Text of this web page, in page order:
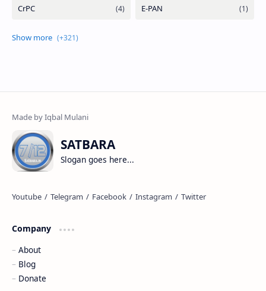
SATBARA
Slogan goes here...
Company
About
Blog
Donate